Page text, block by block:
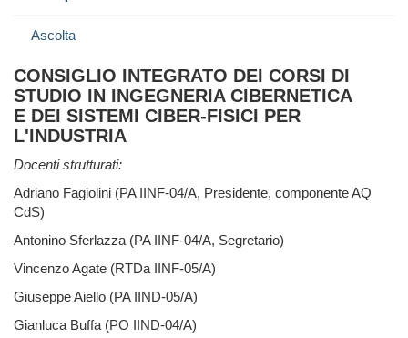
Ascolta
CONSIGLIO INTEGRATO DEI CORSI DI
STUDIO IN INGEGNERIA CIBERNETICA
E DEI SISTEMI CIBER-FISICI PER
L'INDUSTRIA
Docenti strutturati:
Adriano Fagiolini (PA IINF-04/A, Presidente, componente AQ
CdS)
Antonino Sferlazza (PA IINF-04/A, Segretario)
Vincenzo Agate (RTDa IINF-05/A)
Giuseppe Aiello (PA IIND-05/A)
Gianluca Buffa (PO IIND-04/A)